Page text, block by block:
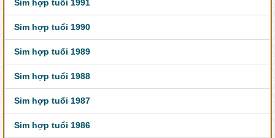
Sim hợp tuổi 1991
Sim hợp tuổi 1990
Sim hợp tuổi 1989
Sim hợp tuổi 1988
Sim hợp tuổi 1987
Sim hợp tuổi 1986